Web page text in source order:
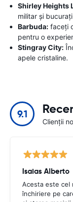
Shirley Heights
militar și
Barbuda: faceți
pentru o
Stingray City:
apele cristaline.
9.1
Clienții
Isaias Alberto
Acesta este cel
închiriere pe